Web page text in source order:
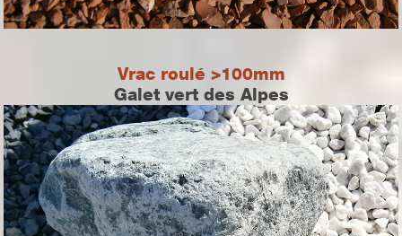
Vrac roulé >100mm
Galet vert des Alpes